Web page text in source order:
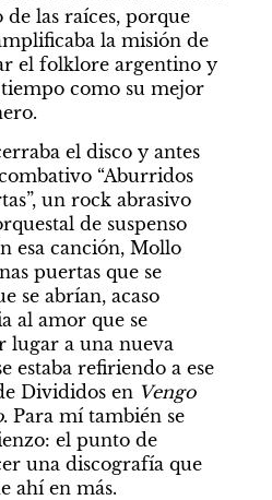
las raíces, porque
la misión de
el folklore argentino y
como su mejor
el disco y antes
“Aburridos
un rock abrasivo
de suspenso
esa canción, Mollo
puertas que se
se abrían, acaso
al amor que se
lugar a una nueva
estaba refiriendo a ese
Divididos en Vengo
. Para mí también se
el punto de
una discografía que
ahí en más.